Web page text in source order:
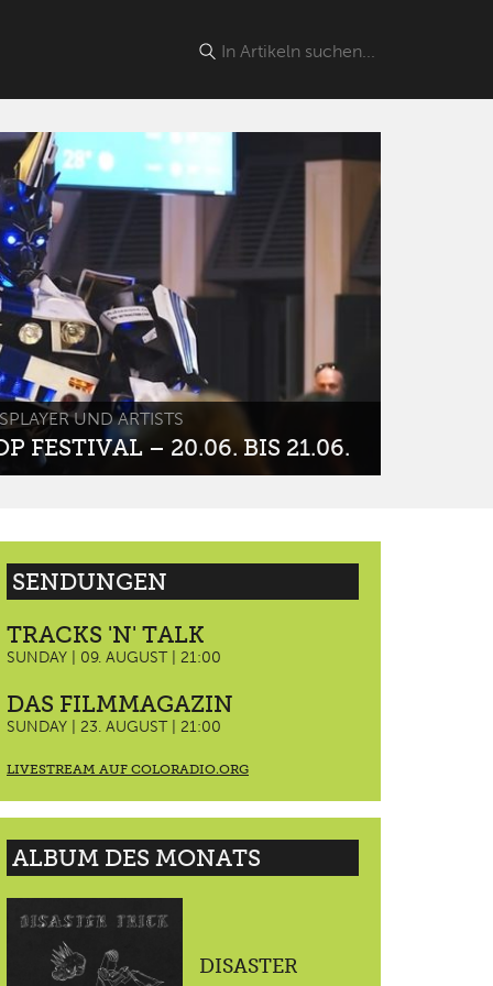
UND ARTISTS
FESTIVAL – 20.06. BIS 21.06.
SENDUNGEN
TRACKS 'N' TALK
SUNDAY | 09. AUGUST | 21:00
DAS FILMMAGAZIN
SUNDAY | 23. AUGUST | 21:00
LIVESTREAM AUF COLORADIO.ORG
ALBUM DES MONATS
DISASTER